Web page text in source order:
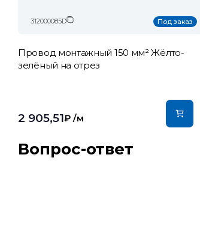
312000085D Под заказ
Провод монтажный 150 мм² Жёлто-
зелёный на отрез
2 905,51₽ /м
Вопрос-ответ